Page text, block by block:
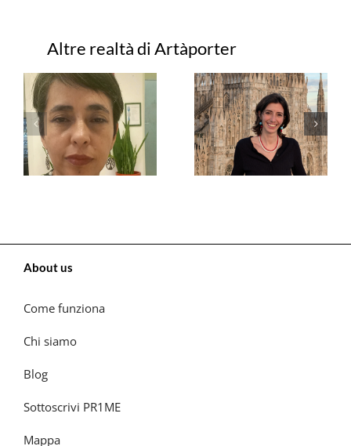
Progetti correlati
About us
Come funziona
Chi siamo
Blog
Sottoscrivi PR1ME
Mappa